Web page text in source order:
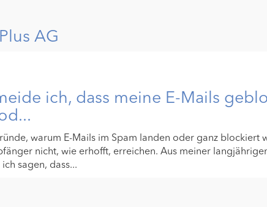
AG
ich, dass meine E-Mails
warum E-Mails im Spam landen oder ganz blockiert
nicht, wie erhofft, erreichen. Aus meiner
sagen, dass...